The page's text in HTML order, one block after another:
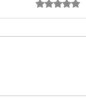
τελευταίες